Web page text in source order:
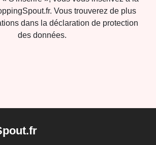
Vous trouverez de plus
dans la déclaration de protection
des données.